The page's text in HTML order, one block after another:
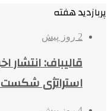
پربازدید هفته
2 روز پیش
قالیباف:
استراتژی